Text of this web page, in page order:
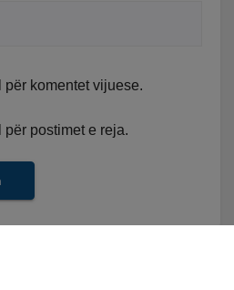
për komentet vijuese.
për postimet e reja.